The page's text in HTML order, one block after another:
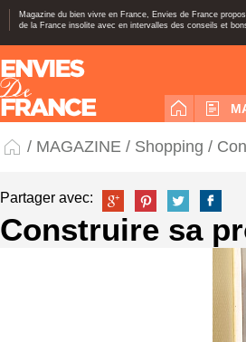
Magazine du bien vivre en France, Envies de France
de la France insolite avec en intervalles des conseils et
/ MAGAZINE / Shopping /
Partager avec:
Construire sa